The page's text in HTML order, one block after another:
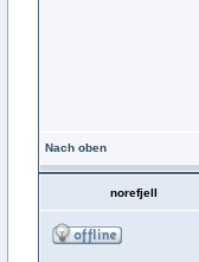
Nach oben
norefjell